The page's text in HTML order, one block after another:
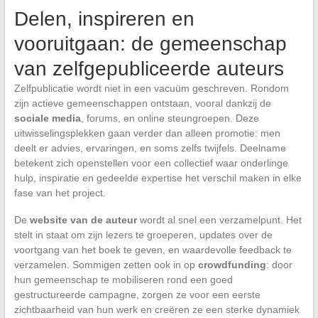
Delen, inspireren en
vooruitgaan: de gemeenschap
van zelfgepubliceerde auteurs
Zelfpublicatie wordt niet in een vacuüm geschreven. Rondom
zijn actieve gemeenschappen ontstaan, vooral dankzij de
sociale media, forums, en online steungroepen. Deze
uitwisselingsplekken gaan verder dan alleen promotie: men
deelt er advies, ervaringen, en soms zelfs twijfels. Deelname
betekent zich openstellen voor een collectief waar onderlinge
hulp, inspiratie en gedeelde expertise het verschil maken in elke
fase van het project.
De website van de auteurwordt al snel een verzamelpunt. Het
stelt in staat om zijn lezers te groeperen, updates over de
voortgang van het boek te geven, en waardevolle feedback te
verzamelen. Sommigen zetten ook in op crowdfunding: door
hun gemeenschap te mobiliseren rond een goed
gestructureerde campagne, zorgen ze voor een eerste
zichtbaarheid van hun werk en creëren ze een sterke dynamiek